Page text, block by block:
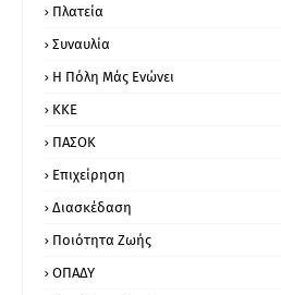
Πλατεία
Συναυλία
Η Πόλη Μάς Ενώνει
ΚΚΕ
ΠΑΣΟΚ
Επιχείρηση
Διασκέδαση
Ποιότητα Ζωής
ΟΠΑΔΥ